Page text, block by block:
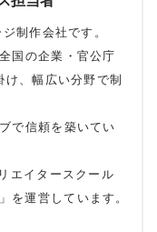
制作会社です。
国の企業・官公庁
、幅広い分野で制
で信頼を築いてい
エイタースクール
」を運営しています。